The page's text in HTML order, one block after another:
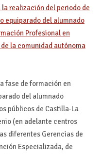
realización del periodo de
equiparado del alumnado
Profesional en
la comunidad autónoma
fase de formación en
del alumnado
públicos de Castilla-La
(en adelante centros
diferentes Gerencias de
Especializada, de